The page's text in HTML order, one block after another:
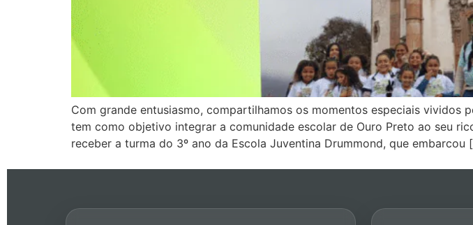
Com grande entusiasmo, compartilhamos os momentos especiais vividos
tem como objetivo integrar a comunidade escolar de Ouro Preto ao seu
receber a turma do 3º ano da Escola Juventina Drummond, que embarcou